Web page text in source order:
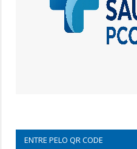
ENTRE PELO QR CODE